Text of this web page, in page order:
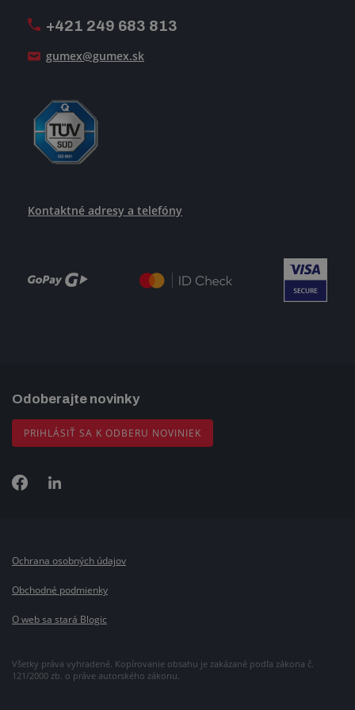
+421 249 683 813
gumex@gumex.sk
Kontaktné adresy a telefóny
Odoberajte novinky
PRIHLÁSIŤ SA K ODBERU NOVINIEK
Všetky práva vyhradené. Kopírovanie obsahu je zakázané podľa zákona č.
121/2000 zb. o práve autorského zákonu.
Ochrana osobných údajov
Obchodné podmienky
O web sa stará Blogic